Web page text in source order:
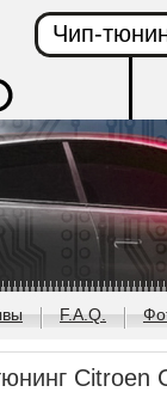
Чип-
F.A.Q.
Citroen